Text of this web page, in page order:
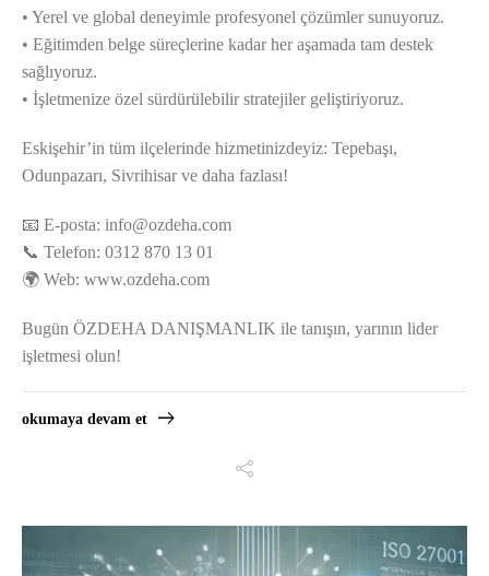
• Yerel ve global deneyimle profesyonel çözümler sunuyoruz.
• Eğitimden belge süreçlerine kadar her aşamada tam destek
sağlıyoruz.
• İşletmenize özel sürdürülebilir stratejiler geliştiriyoruz.
Eskişehir’in tüm ilçelerinde hizmetinizdeyiz: Tepebaşı,
Odunpazarı, Sivrihisar ve daha fazlası!
📧 E-posta: info@ozdeha.com
📞 Telefon: 0312 870 13 01
🌍 Web: www.ozdeha.com
Bugün ÖZDEHA DANIŞMANLIK ile tanışın, yarının lider
işletmesi olun!
okumaya devam et